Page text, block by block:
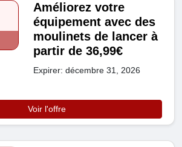
Améliorez votre
équipement avec des
moulinets de lancer à
partir de 36,99€
Expirer: décembre 31, 2026
Voir l'offre